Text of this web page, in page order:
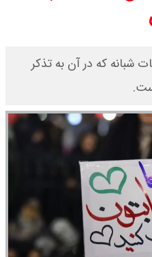
ایران خودرو امروز
شنبه ۱۷ مرداد ۱۴۰۵ / قیمت دنا چند ؟
ثبت نام سایپا از امروز ۱۷ مرداد ۱۴۰۵
کوییک با پیش
شاخص بورس امروز شنبه ۱۷ مرداد
شبانه که در آن به تذکر